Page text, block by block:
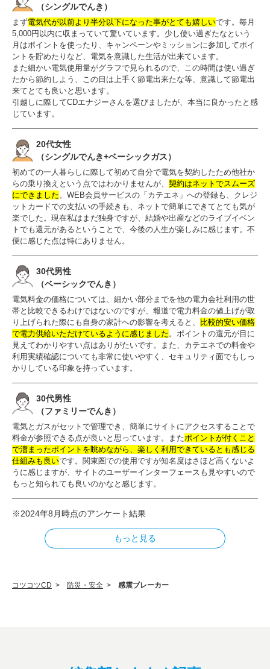
（シングルでんき）
まず電気代が以前より半分以下になった事がとても嬉しいです。毎月
5,000円以内に収まっていて驚いています。少し使い過ぎたなという
月はポイントを使ったり、キャンペーンやミッションに参加してポイ
ントを貯めたりなど、電気を意識した生活が出来ています。
また細かい電気使用量がグラフで見られるので、この時間は使い過ぎ
たから節約しよう、この日は上手く節電出来たな等、意識して節電出
来てとても良いと思います。
引越しに際してCDエナジーさんを選びましたが、本当に良かったと感
じています。
20代女性
（シングルでんき+ベーシックガス）
初めての一人暮らしに際して初めて自分で電気を契約したため他社か
らの乗り換えという点ではわかりませんが、 契約はネットでスムーズ
にできました。WEB会員サービスの「カテエネ」への登録も、クレジ
ットカードでの支払いの手続きも、ネットで簡単にできてとても気が
楽でした。現在私はまだ独身ですが、結婚や出産などのライブイベン
トでも還元があるということで、今後の人生が楽しみに感じます。不
便に感じた点は特にありません。
30代男性
（ベーシックでんき）
電気料金の価格については、細かい部分までを他の電力会社利用の世
帯と比較できるわけではないのですが、報道で電力料金の値上げが取
り上げられた際にも自身の家計への影響を考えると、
比較的安い価格
で電力供給いただけているように感じました。ポイントの還元が目に
見えてわかりやすい点はありがたいです。また、カテエネでの料金や
利用実績確認についても非常に使いやすく、セキュリティ面でもしっ
かりしている印象を持っています。
30代男性
（ファミリーでんき）
電気とガスがセットで管理でき、簡単にサイトにアクセスすることで
料金が参照できる点が良いと思っています。またポイントが付くこと
で溜まったポイントを眺めながら、楽しく利用できているとも感じる
仕組みも良いです。関東圏での使用ですが知名度はさほど高くないよ
うに感じますが、サイトのユーザーインターフェースも見やすいので
もっと知られても良いのかなと感じます。
※2024年8月時点のアンケート結果
もっと見る
コツコツCD > 防災・安全 > 感震ブレーカー